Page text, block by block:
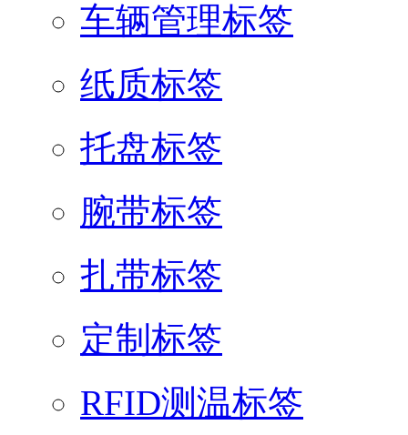
车辆管理标签
纸质标签
托盘标签
腕带标签
扎带标签
定制标签
RFID测温标签